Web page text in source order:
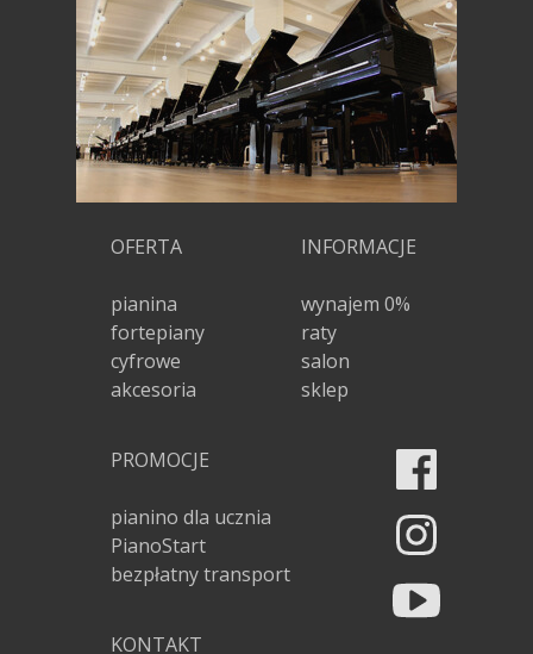
KONTAKT
INFORMACJE
wynajem 0%
raty
salon
sklep
PROMOCJE
pianino dla ucznia
PianoStart
bezpłatny transport
OFERTA
pianina
fortepiany
cyfrowe
akcesoria